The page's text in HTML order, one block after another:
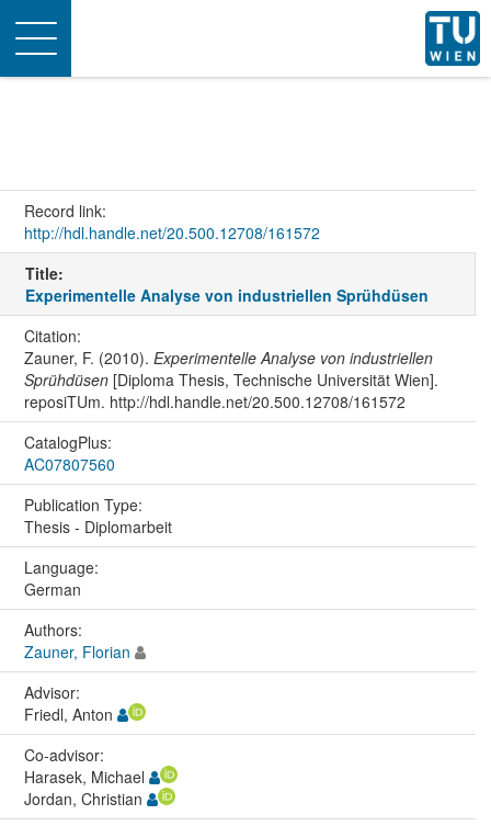
Toggle
navigation
Record link:
http://hdl.handle.net/20.500.12708/161572
Title:
Experimentelle Analyse von industriellen Sprühdüsen
Citation:
Zauner, F. (2010). Experimentelle Analyse von industriellen
Sprühdüsen[Diploma Thesis, Technische Universität Wien].
reposiTUm. http://hdl.handle.net/20.500.12708/161572
CatalogPlus:
AC07807560
Publication Type:
Thesis - Diplomarbeit
Language:
German
Authors:
Zauner, Florian
Advisor:
Friedl, Anton
Co-advisor:
Harasek, Michael
Jordan, Christian